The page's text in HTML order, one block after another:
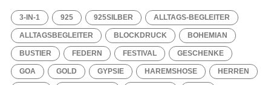
3-IN-1 925 925SILBER ALLTAGS-BEGLEITER
ALLTAGSBEGLEITER BLOCKDRUCK BOHEMIAN
BUSTIER FEDERN FESTIVAL GESCHENKE
GOA GOLD GYPSIE HAREMSHOSE HERREN